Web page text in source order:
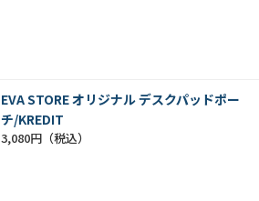
EVA STORE オリジナル デスクパッドポー
チ/KREDIT
3,080円